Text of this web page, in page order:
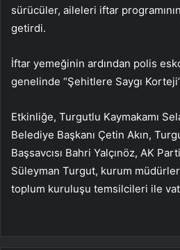
sürücüler, aileleri iftar
getirdi.
İftar yemeğinin ardından polis
genelinde “Şehitlere Saygı
Etkinliğe, Turgutlu Kaymakamı
Belediye Başkanı Çetin Akın,
Başsavcısı Bahri Yalçınöz, AK
Süleyman Turgut, kurum
toplum kuruluşu temsilcileri ile